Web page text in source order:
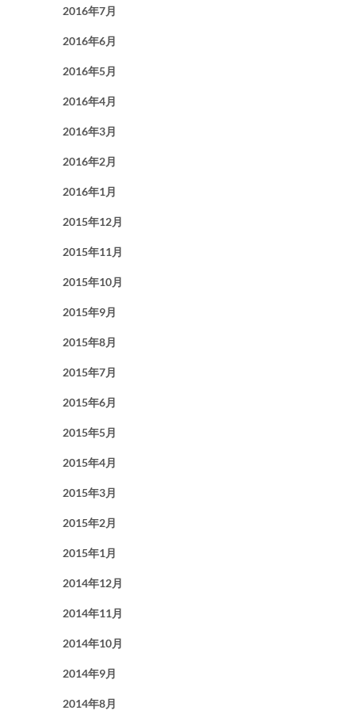
2016年7月
2016年6月
2016年5月
2016年4月
2016年3月
2016年2月
2016年1月
2015年12月
2015年11月
2015年10月
2015年9月
2015年8月
2015年7月
2015年6月
2015年5月
2015年4月
2015年3月
2015年2月
2015年1月
2014年12月
2014年11月
2014年10月
2014年9月
2014年8月